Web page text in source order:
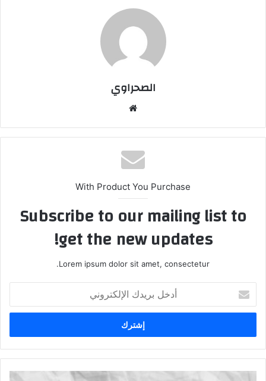
الصحراوي
With Product You Purchase
Subscribe to our mailing list to
get the new updates!
Lorem ipsum dolor sit amet, consectetur.
بريدك
الإلكتروني